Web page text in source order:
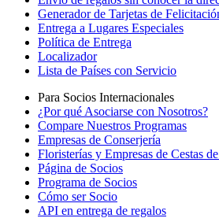
Generador de Tarjetas de
Entrega a Lugares Especiales
Política de Entrega
Localizador
Lista de Países con Servicio
Para Socios Internacionales
¿Por qué Asociarse con Nosotros?
Compare Nuestros Programas
Empresas de Conserjería
Floristerías y Empresas de Cestas
Página de Socios
Programa de Socios
Cómo ser Socio
API en entrega de regalos